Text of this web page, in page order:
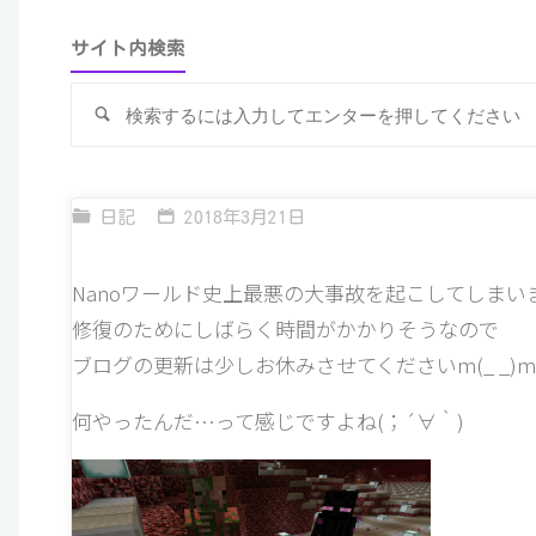
サイト内検索
検
日記 2018年3月21日
Nanoワールド史上最悪の大事故を起こしてしまい
修復のためにしばらく時間がかかりそうなので
ブログの更新は少しお休みさせてくださいm(_ _)m
何やったんだ…って感じですよね(；´∀｀)